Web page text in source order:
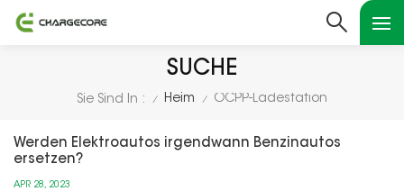
SUCHE
Sie Sind In : / Heim / OCPP-Ladestation
Werden Elektroautos irgendwann Benzinautos
ersetzen?
APR 28, 2023